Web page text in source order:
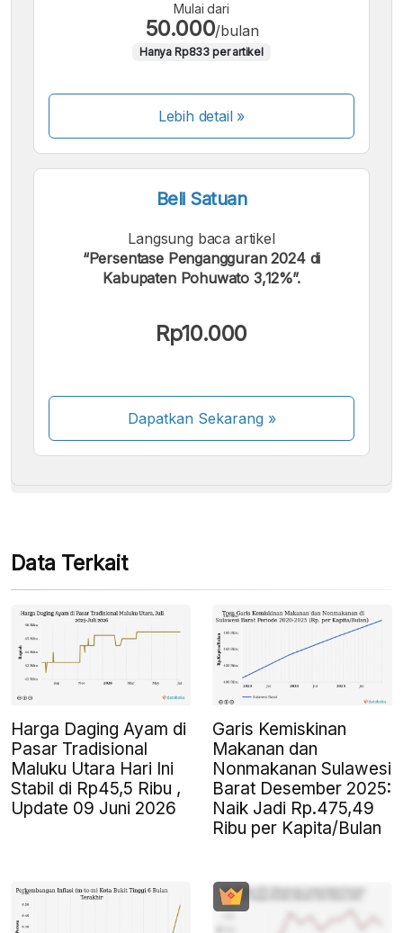
Mulai dari
50.000/bulan
Hanya Rp833 per artikel
Lebih detail »
Beli Satuan
Langsung baca artikel
“Persentase Pengangguran 2024 di
Kabupaten Pohuwato 3,12%”.
Rp10.000
Dapatkan Sekarang»
Beberapa metode pembayaran masih dalam
Data Terkait
Harga Daging Ayam di
Pasar Tradisional
Maluku Utara Hari Ini
Stabil di Rp45,5 Ribu ,
Update 09 Juni 2026
Garis Kemiskinan
Makanan dan
Nonmakanan Sulawesi
Barat Desember 2025:
Naik Jadi Rp.475,49
Ribu per Kapita/Bulan